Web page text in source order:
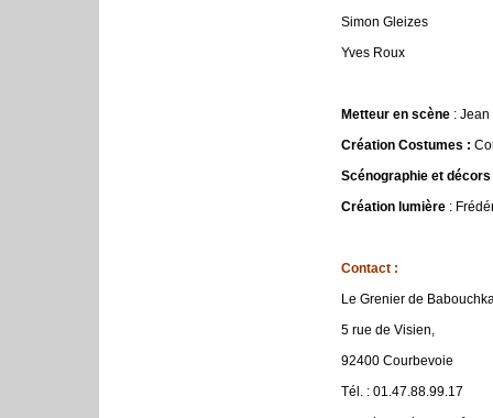
Simon Gleizes
Yves Roux
Metteur en scène :
Création Costumes :
Scénographie et décors
Création lumière :
Contact :
Le Grenier de
5 rue de Visien,
92400 Courbevoie
Tél. : 01.47.88.99.17